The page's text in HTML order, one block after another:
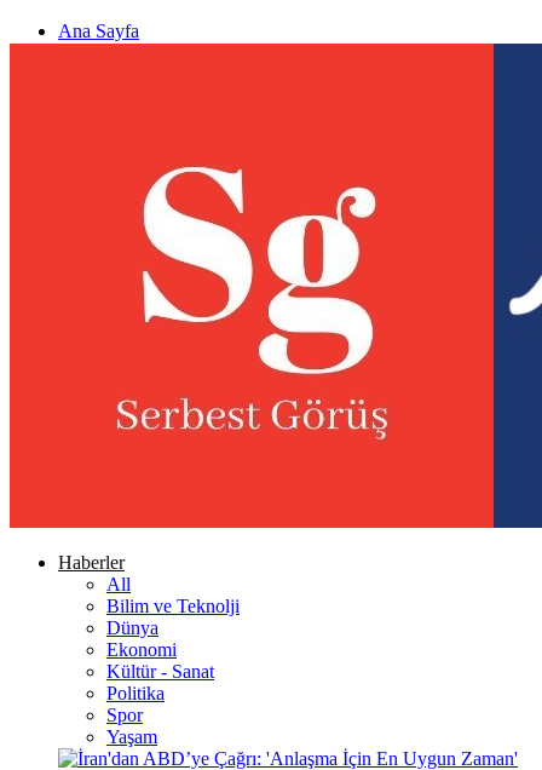
Ana Sayfa
Haberler
All
Bilim ve Teknolji
Dünya
Ekonomi
Kültür - Sanat
Politika
Spor
Yaşam